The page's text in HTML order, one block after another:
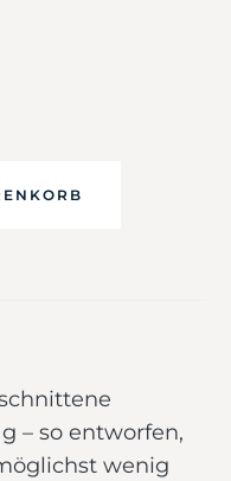
– so entworfen,
wenig